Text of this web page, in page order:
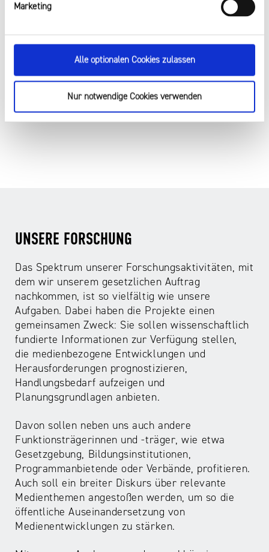
Marketing
Alle optionalen Cookies zulassen
Nur notwendige Cookies verwenden
Die Forschungs-Zeitreihe zum Thema
Cybergrooming.
Weiterlesen
UNSERE FORSCHUNG
Das Spektrum unserer Forschungsaktivitäten, mit
dem wir unserem gesetzlichen Auftrag
nachkommen, ist so vielfältig wie unsere
Aufgaben. Dabei haben die Projekte einen
gemeinsamen Zweck: Sie sollen wissenschaftlich
fundierte Informationen zur Verfügung stellen,
die medienbezogene Entwicklungen und
Herausforderungen prognostizieren,
Handlungsbedarf aufzeigen und
Planungsgrundlagen anbieten.
Davon sollen neben uns auch andere
Funktionsträgerinnen und -träger, wie etwa
Gesetzgebung, Bildungsinstitutionen,
Programmanbietende oder Verbände, profitieren.
Auch soll ein breiter Diskurs über relevante
Medienthemen angestoßen werden, um so die
öffentliche Auseinandersetzung von
Medienentwicklungen zu stärken.